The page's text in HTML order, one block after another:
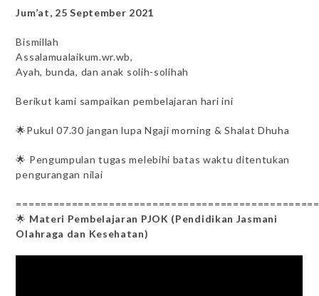
Jum’at, 25 September 2021
Bismillah
Assalamualaikum.wr.wb,
Ayah, bunda, dan anak solih-solihah
Berikut kami sampaikan pembelajaran hari ini
🌟Pukul 07.30 jangan lupa Ngaji morning & Shalat Dhuha
🌟 Pengumpulan tugas melebihi batas waktu ditentukan
pengurangan nilai
🌟 Materi Pembelajaran PJOK (Pendidikan Jasmani
Olahraga dan Kesehatan)